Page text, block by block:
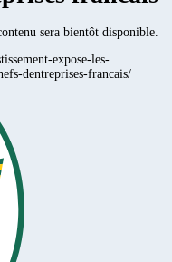
sera bientôt disponible.
expose-les-
dentreprises-francais/